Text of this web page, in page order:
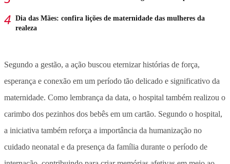
Dia das Mães: confira lições de maternidade das mulheres da
realeza
Segundo a gestão, a ação buscou eternizar histórias de força,
esperança e conexão em um período tão delicado e significativo da
maternidade. Como lembrança da data, o hospital também realizou o
carimbo dos pezinhos dos bebês em um cartão. Segundo o hospital,
a iniciativa também reforça a importância da humanização no
cuidado neonatal e da presença da família durante o período de